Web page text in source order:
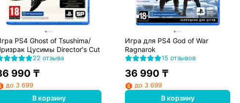
PS4 Ghost of Tsushima/
Цусимы Director's Cut
22 отзыва
990 ₸
до 3 699
В корзину
Игра для PS4 God of War
Ragnarok
15 отзывов
36 990 ₸
до 3 699
В корзину